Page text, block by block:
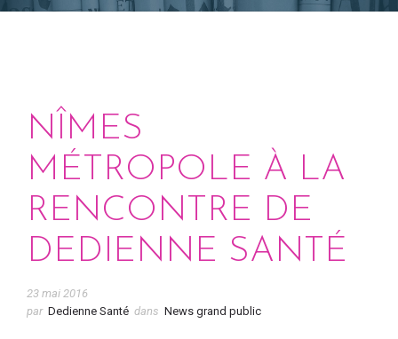
NÎMES
MÉTROPOLE À LA
RENCONTRE DE
DEDIENNE SANTÉ
23 mai 2016
par Dedienne Santé dans News grand public